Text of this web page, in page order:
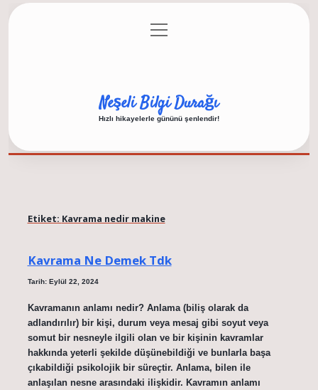
Gizlilik Politikası
menüyü
aç
Neşeli Bilgi Durağı
Hızlı hikayelerle gününü şenlendir!
Etiket: Kavrama nedir makine
Kavrama Ne Demek Tdk
Tarih: Eylül 22, 2024
Kavramanın anlamı nedir? Anlama (biliş olarak da
adlandırılır) bir kişi, durum veya mesaj gibi soyut veya
somut bir nesneyle ilgili olan ve bir kişinin kavramlar
hakkında yeterli şekilde düşünebildiği ve bunlarla başa
çıkabildiği psikolojik bir süreçtir. Anlama, bilen ile
anlaşılan nesne arasındaki ilişkidir. Kavramın anlamı